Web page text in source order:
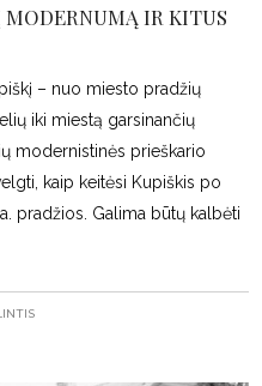
IR KITUS
– nuo miesto pradžių
iki miestą garsinančių
modernistinės prieškario
kaip keitėsi Kupiškis po
pradžios. Galima būtų kalbėti